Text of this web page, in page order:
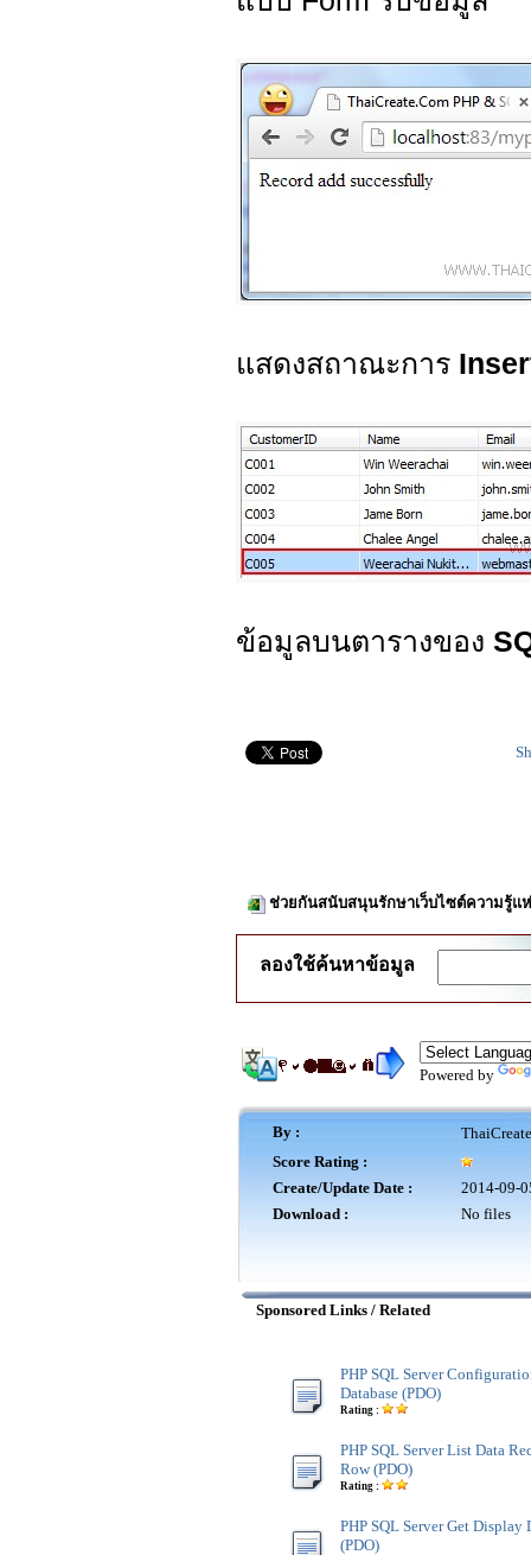
แสดงสถาณะการ
ข้อมูลบนตารางของ
ช่วยกันสนับสนุนรักษาเว็บไซต์ความรู้แ
ลองใช้ค้นหาข้อมูล
Powered by
By :
Score Rating :
Create/Update Date :
2014-09-
Download :
No files
Sponsored Links / Related
PHP SQL Server
Database (PDO)
Rating :
PHP SQL Server List Data
Row (PDO)
Rating :
PHP SQL Server Get Display
(PDO)